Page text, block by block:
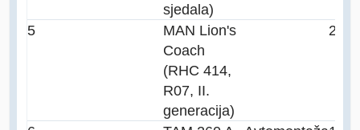
sjedala)
5
MAN Lion's
Coach
(RHC 414,
R07, II.
generacija)
2003